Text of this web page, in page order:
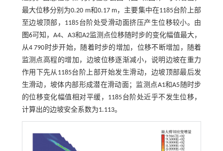
最大位移分别为0.20 m和0.17 m，主要集中在1185台阶上部
至边坡顶部，1185台阶处受滑动面挤压产生位移较小。由
图6可知，A4、A3和A2监测点位移随时步的变化幅值最大，
从4 790时步开始，随着时步的增加，位移不断增加，随着
监测点高程的增加，边坡位移逐渐减小，说明边坡在重力
作用下先从1185台阶上部开始发生滑动，边坡顶部最后发
生滑动，坡体内部形成潜在滑动面；监测点A1和A5随时步
的位移变化幅值相对平缓，1185台阶处近乎不发生位移，
计算出的边坡安全系数为1.113。